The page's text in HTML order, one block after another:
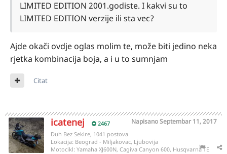
LIMITED EDITION 2001.godiste. I kakvi su to
LIMITED EDITION verzije ili sta vec?
Ajde okači ovdje oglas molim te, može biti jedino neka
rjetka kombinacija boja, a i u to sumnjam
Citat
icatenej 2467 NapisanoSeptembar 11, 2017
Duh Bez Sekire, 1041 postova
Lokacija: Beograd - Miljakovac, Ljubovija
Motocikl: Yamaha XJ600N, Cagiva Canyon 600, Husqvarna TE